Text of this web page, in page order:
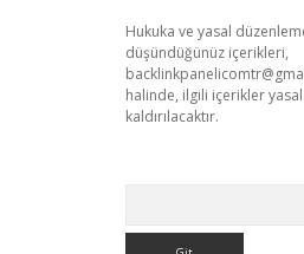
Hukuka ve yasal
düşündüğünüz içerikleri,
halinde, ilgili içerikler
kaldırılacaktır.